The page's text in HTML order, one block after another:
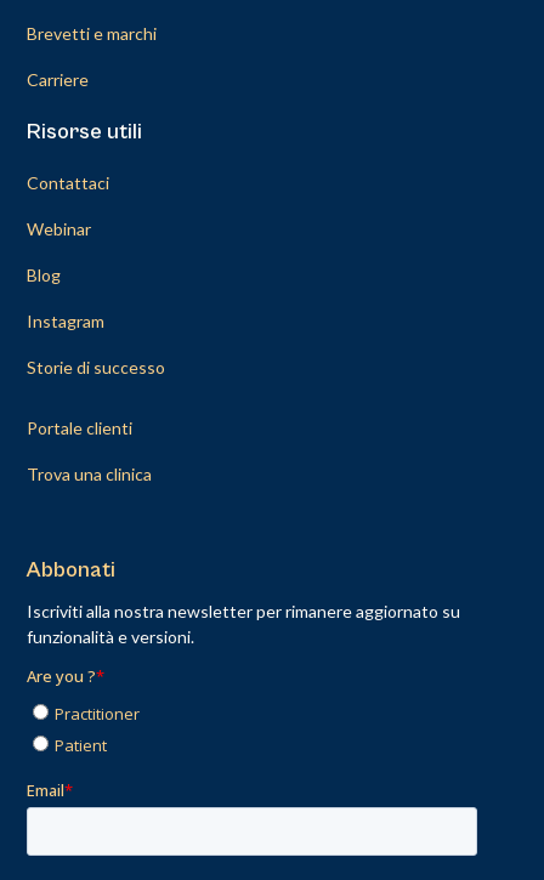
Brevetti e marchi
Carriere
Risorse utili
Contattaci
Webinar
Blog
Instagram
Storie di successo
Portale clienti
Trova una clinica
Abbonati
Iscriviti alla nostra newsletter per rimanere aggiornato su
funzionalità e versioni.